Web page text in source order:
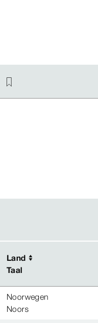
Land
Taal
Land
Taal
Noorwegen
Noors